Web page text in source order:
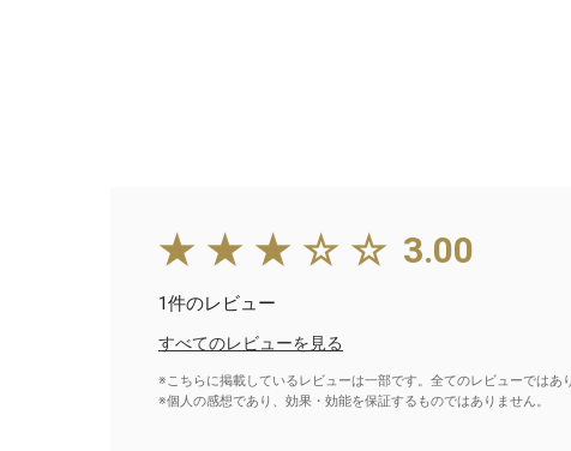
★★★☆☆ 3.00
1件のレビュー
すべてのレビューを見る
※こちらに掲載しているレビューは一部です。全てのレビューではあ
※個人の感想であり、効果・効能を保証するものではありません。